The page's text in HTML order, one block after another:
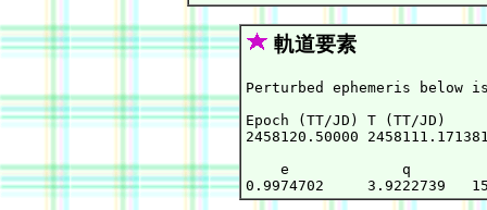
軌道要素
Perturbed ephemeris below
Epoch (TT/JD) T (TT/
2458120.50000
e             q